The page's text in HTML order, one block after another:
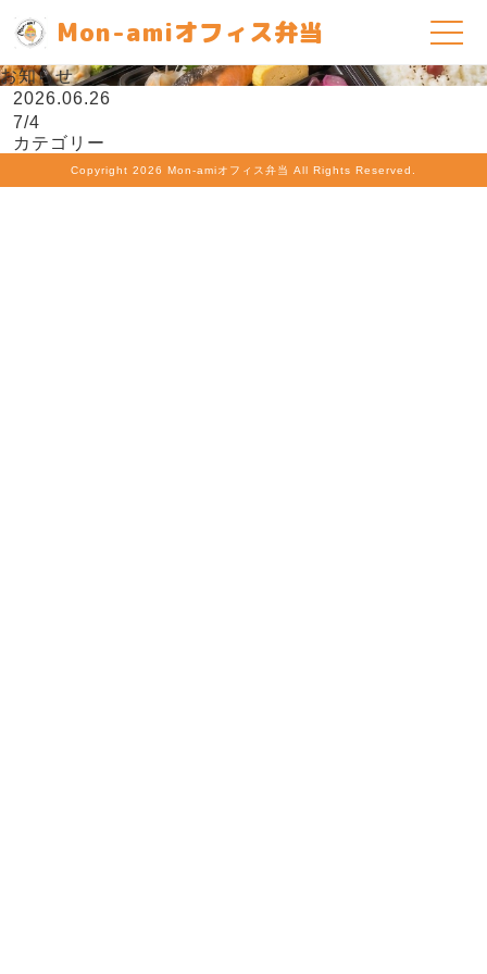
Mon-amiオフィス弁当
お知らせ
2026.06.26
7/4
カテゴリー
Copyright 2026 Mon-amiオフィス弁当 All Rights Reserved.